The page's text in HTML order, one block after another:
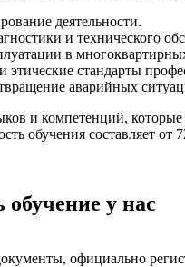
деятельности.
и технического
в
стандарты
аварийных
и компетенций,
обучения составляет от
у нас
официально